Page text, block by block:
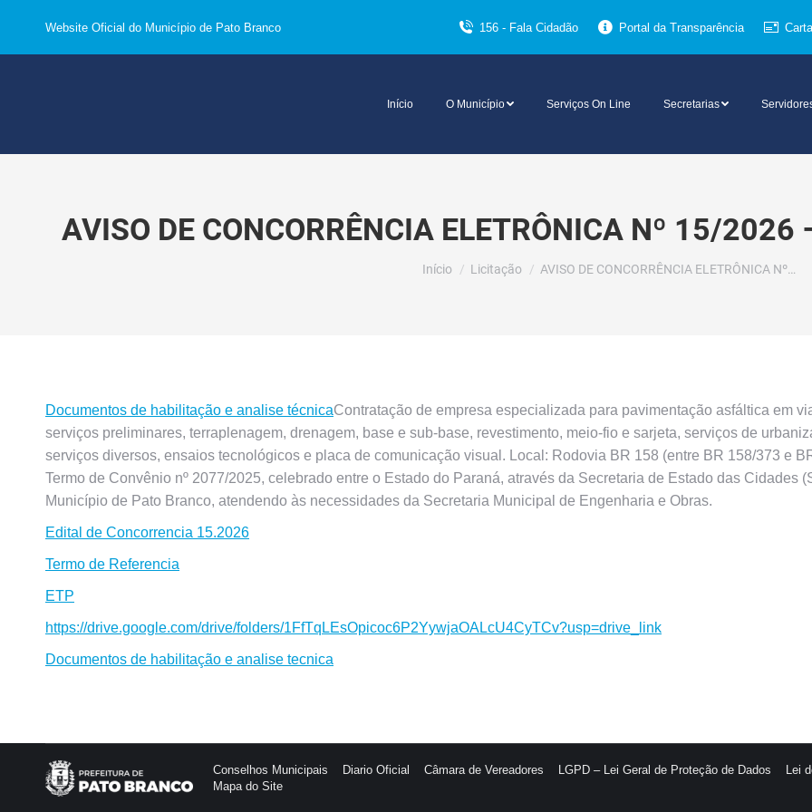
Website Oficial do Município de Pato Branco 156 - Fala Cidadão Portal da Transparência
Início O Município Serviços On Line Secretarias
AVISO DE CONCORRÊNCIA ELETRÔNICA Nº 15/
Você está aqui:
Início Licitação AVISO DE CONCORRÊNCIA ELETRÔNICA Nº…
Documentos de habilitação e analise técnicaContratação de empresa especializada para pavimentação asfáltica em
serviços preliminares, terraplenagem, drenagem, base e sub-base, revestimento, meio-fio e sarjeta, serviços de
serviços diversos, ensaios tecnológicos e placa de comunicação visual. Local: Rodovia BR 158 (entre BR 158/373 e
Termo de Convênio nº 2077/2025, celebrado entre o Estado do Paraná, através da Secretaria de Estado das Cidades
Município de Pato Branco, atendendo às necessidades da Secretaria Municipal de Engenharia e Obras.
Edital de Concorrencia 15.2026
Termo de Referencia
ETP
https://drive.google.com/drive/folders/1FfTqLEsOpicoc6P2YywjaOALcU4CyTCv?usp=drive_link
Documentos de habilitação e analise tecnica
Conselhos Municipais Diario Oficial Câmara de Vereadores LGPD – Lei Geral de Proteção de Dados Lei
Mapa do Site